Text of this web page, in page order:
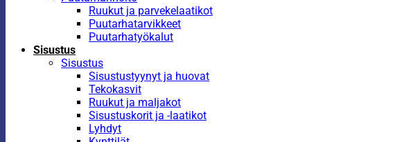
Ruukut ja parvekelaatikot
Puutarhatarvikkeet
Puutarhatyökalut
Sisustus
Sisustus
Sisustustyynyt ja huovat
Tekokasvit
Ruukut ja maljakot
Sisustuskorit ja -laatikot
Lyhdyt